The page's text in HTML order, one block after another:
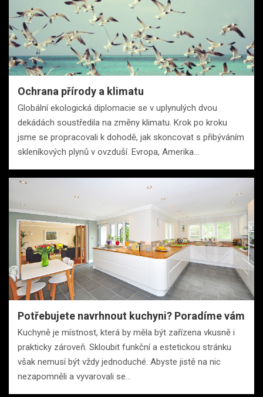
Ochrana přírody a klimatu
Globální ekologická diplomacie se v uplynulých dvou
dekádách soustředila na změny klimatu. Krok po kroku
jsme se propracovali k dohodě, jak skoncovat s přibýváním
skleníkových plynů v ovzduší. Evropa, Amerika…
Potřebujete navrhnout kuchyni? Poradíme vám
Kuchyně je místnost, která by měla být zařízena vkusně i
prakticky zároveň. Skloubit funkční a estetickou stránku
však nemusí být vždy jednoduché. Abyste jistě na nic
nezapomněli a vyvarovali se…